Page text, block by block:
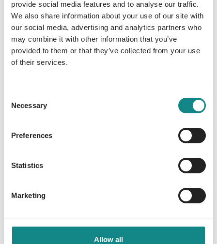
provide social media features and to analyse our traffic.
We also share information about your use of our site with
our social media, advertising and analytics partners who
may combine it with other information that you’ve
provided to them or that they’ve collected from your use
of their services.
Selection
Necessary
Preferences
Statistics
Marketing
Allow all
einer jungen Elfe namens Novi und sie ist
nicht die Einzige, die verwandelt wurde.
Monster streifen durch die Landschaft und
schwarzer, tödlicher Nebel bedeckt die
Städte. Nun muss Astrid es schaffen, ihre
Leichter gesagt als getan, doch zum Glück
trifft sie schnell auf andere Überlebende.
Nichts schweißt Menschen so zusammen
Noah, ein Polizist, der in einen Kobold
Kommissarin Winkler, ein alter Kommissar,
der den Körper einer jungen Elfe bekommen
dieser neuen Welt. Vielleicht werden sie